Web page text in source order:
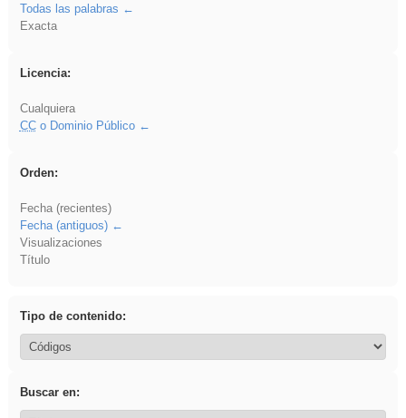
Todas las palabras
Exacta
Licencia:
Cualquiera
CCo Dominio Público
Orden:
Fecha (recientes)
Fecha (antiguos)
Visualizaciones
Título
Tipo de contenido:
Buscar en: